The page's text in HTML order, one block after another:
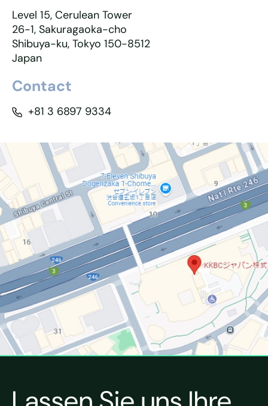
Level 15, Cerulean Tower
26-1, Sakuragaoka-cho
Shibuya-ku, Tokyo 150-8512
Japan
Contact
+81 3 6897 9334